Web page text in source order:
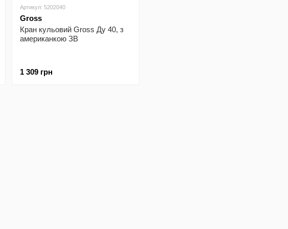
Артикул: 5202040
Gross
Кран кульовий Gross Ду 40, з
американкою ЗВ
1 309 грн